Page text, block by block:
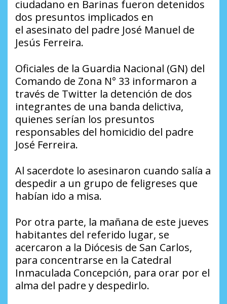
ciudadano en Barinas fueron detenidos
dos presuntos implicados en
el asesinato del padre José Manuel de
Jesús Ferreira.
Oficiales de la Guardia Nacional (GN) del
Comando de Zona N° 33 informaron a
través de Twitter la detención de dos
integrantes de una banda delictiva,
quienes serían los presuntos
responsables del homicidio del padre
José Ferreira.
Al sacerdote lo asesinaron cuando salía a
despedir a un grupo de feligreses que
habían ido a misa.
Por otra parte, la mañana de este jueves
habitantes del referido lugar, se
acercaron a la Diócesis de San Carlos,
para concentrarse en la Catedral
Inmaculada Concepción, para orar por el
alma del padre y despedirlo.